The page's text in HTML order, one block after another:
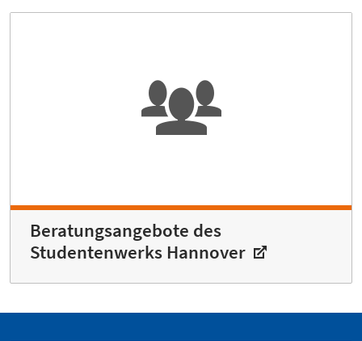
Beratungsangebote des
Studentenwerks Hannover